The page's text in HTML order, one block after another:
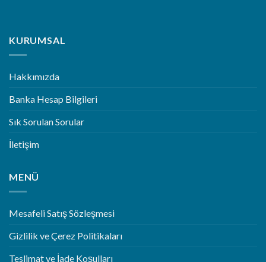
KURUMSAL
Hakkımızda
Banka Hesap Bilgileri
Sık Sorulan Sorular
İletişim
MENÜ
Mesafeli Satış Sözleşmesi
Gizlilik ve Çerez Politikaları
Teslimat ve İade Koşulları